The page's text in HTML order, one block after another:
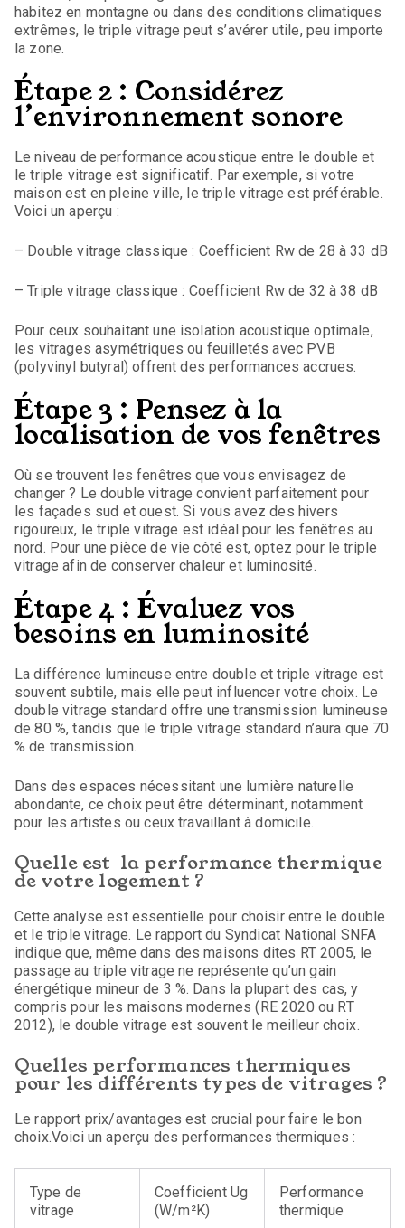
habitez en montagne ou dans des conditions climatiques
extrêmes, le triple vitrage peut s’avérer utile, peu importe
la zone.
Étape 2 : Considérez
l’environnement sonore
Le niveau de performance acoustique entre le double et
le triple vitrage est significatif. Par exemple, si votre
maison est en pleine ville, le triple vitrage est préférable.
Voici un aperçu :
– Double vitrage classique : Coefficient Rw de 28 à 33 dB
– Triple vitrage classique : Coefficient Rw de 32 à 38 dB
Pour ceux souhaitant une isolation acoustique optimale,
les vitrages asymétriques ou feuilletés avec PVB
(polyvinyl butyral) offrent des performances accrues.
Étape 3 : Pensez à la
localisation de vos fenêtres
Où se trouvent les fenêtres que vous envisagez de
changer ? Le double vitrage convient parfaitement pour
les façades sud et ouest. Si vous avez des hivers
rigoureux, le triple vitrage est idéal pour les fenêtres au
nord. Pour une pièce de vie côté est, optez pour le triple
vitrage afin de conserver chaleur et luminosité.
Étape 4 : Évaluez vos
besoins en luminosité
La différence lumineuse entre double et triple vitrage est
souvent subtile, mais elle peut influencer votre choix. Le
double vitrage standard offre une transmission lumineuse
de 80 %, tandis que le triple vitrage standard n’aura que 70
% de transmission.
Dans des espaces nécessitant une lumière naturelle
abondante, ce choix peut être déterminant, notamment
pour les artistes ou ceux travaillant à domicile.
Quelle est la performance thermique
de votre logement ?
Cette analyse est essentielle pour choisir entre le double
et le triple vitrage. Le rapport du Syndicat National SNFA
indique que, même dans des maisons dites RT 2005, le
passage au triple vitrage ne représente qu’un gain
énergétique mineur de 3 %. Dans la plupart des cas, y
compris pour les maisons modernes (RE 2020 ou RT
2012), le double vitrage est souvent le meilleur choix.
Quelles performances thermiques
pour les différents types de vitrages ?
Le rapport prix/avantages est crucial pour faire le bon
choix.Voici un aperçu des performances thermiques :
Type de
vitrage
Coefficient Ug
(W/m²K)
Performance
thermique